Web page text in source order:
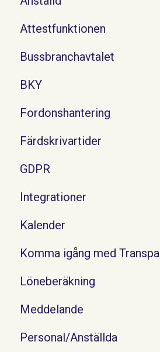
Attestfunktionen
Bussbranchavtalet
BKY
Fordonshantering
Färdskrivartider
GDPR
Integrationer
Kalender
Komma igång med Transpa
Löneberäkning
Meddelande
Personal/Anställda